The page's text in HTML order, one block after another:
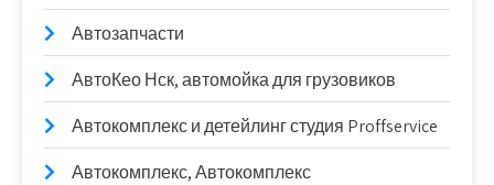
Автозапчасти
АвтоКео Нск, автомойка для грузовиков
Автокомплекс и детейлинг студия Proffservice
Автокомплекс, Автокомплекс